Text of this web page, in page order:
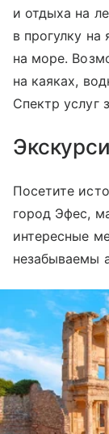
и отдыха на
в прогулку
на море.
на каяках,
Спектр услуг
Посетите
город Эфес,
интересные
незабываемы